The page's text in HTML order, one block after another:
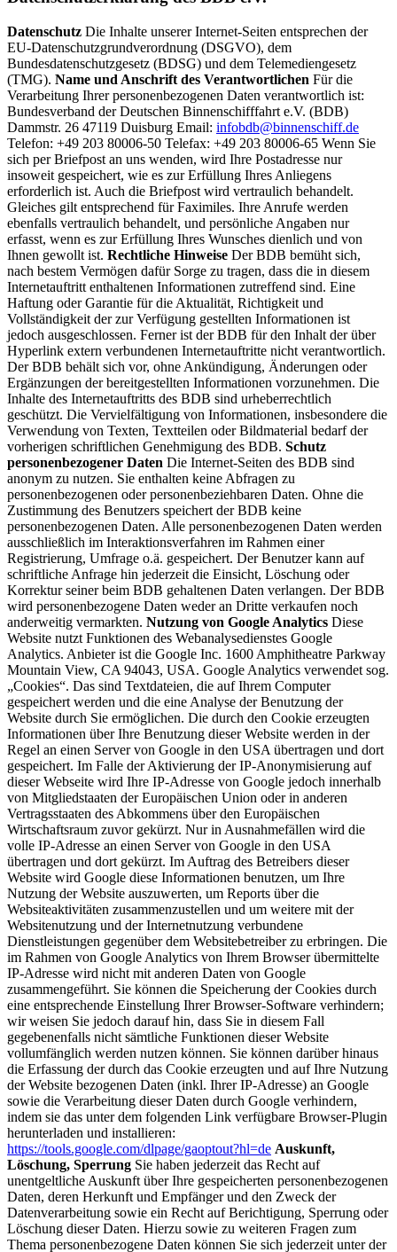
Datenschutz Die Inhalte unserer Internet-Seiten entsprechen der
EU-Datenschutzgrundverordnung (DSGVO), dem
Bundesdatenschutzgesetz (BDSG) und dem Telemediengesetz
(TMG). Name und Anschrift des Verantwortlichen Für die
Verarbeitung Ihrer personenbezogenen Daten verantwortlich ist:
Bundesverband der Deutschen Binnenschifffahrt e.V. (BDB)
Dammstr. 26 47119 Duisburg Email: infobdb@binnenschiff.de
Telefon: +49 203 80006-50 Telefax: +49 203 80006-65 Wenn Sie
sich per Briefpost an uns wenden, wird Ihre Postadresse nur
insoweit gespeichert, wie es zur Erfüllung Ihres Anliegens
erforderlich ist. Auch die Briefpost wird vertraulich behandelt.
Gleiches gilt entsprechend für Faximiles. Ihre Anrufe werden
ebenfalls vertraulich behandelt, und persönliche Angaben nur
erfasst, wenn es zur Erfüllung Ihres Wunsches dienlich und von
Ihnen gewollt ist. Rechtliche Hinweise Der BDB bemüht sich,
nach bestem Vermögen dafür Sorge zu tragen, dass die in diesem
Internetauftritt enthaltenen Informationen zutreffend sind. Eine
Haftung oder Garantie für die Aktualität, Richtigkeit und
Vollständigkeit der zur Verfügung gestellten Informationen ist
jedoch ausgeschlossen. Ferner ist der BDB für den Inhalt der über
Hyperlink extern verbundenen Internetauftritte nicht verantwortlich.
Der BDB behält sich vor, ohne Ankündigung, Änderungen oder
Ergänzungen der bereitgestellten Informationen vorzunehmen. Die
Inhalte des Internetauftritts des BDB sind urheberrechtlich
geschützt. Die Vervielfältigung von Informationen, insbesondere die
Verwendung von Texten, Textteilen oder Bildmaterial bedarf der
vorherigen schriftlichen Genehmigung des BDB. Schutz
personenbezogener Daten Die Internet-Seiten des BDB sind
anonym zu nutzen. Sie enthalten keine Abfragen zu
personenbezogenen oder personenbeziehbaren Daten. Ohne die
Zustimmung des Benutzers speichert der BDB keine
personenbezogenen Daten. Alle personenbezogenen Daten werden
ausschließlich im Interaktionsverfahren im Rahmen einer
Registrierung, Umfrage o.ä. gespeichert. Der Benutzer kann auf
schriftliche Anfrage hin jederzeit die Einsicht, Löschung oder
Korrektur seiner beim BDB gehaltenen Daten verlangen. Der BDB
wird personenbezogene Daten weder an Dritte verkaufen noch
anderweitig vermarkten. Nutzung von Google Analytics Diese
Website nutzt Funktionen des Webanalysedienstes Google
Analytics. Anbieter ist die Google Inc. 1600 Amphitheatre Parkway
Mountain View, CA 94043, USA. Google Analytics verwendet sog.
„Cookies“. Das sind Textdateien, die auf Ihrem Computer
gespeichert werden und die eine Analyse der Benutzung der
Website durch Sie ermöglichen. Die durch den Cookie erzeugten
Informationen über Ihre Benutzung dieser Website werden in der
Regel an einen Server von Google in den USA übertragen und dort
gespeichert. Im Falle der Aktivierung der IP-Anonymisierung auf
dieser Webseite wird Ihre IP-Adresse von Google jedoch innerhalb
von Mitgliedstaaten der Europäischen Union oder in anderen
Vertragsstaaten des Abkommens über den Europäischen
Wirtschaftsraum zuvor gekürzt. Nur in Ausnahmefällen wird die
volle IP-Adresse an einen Server von Google in den USA
übertragen und dort gekürzt. Im Auftrag des Betreibers dieser
Website wird Google diese Informationen benutzen, um Ihre
Nutzung der Website auszuwerten, um Reports über die
Websiteaktivitäten zusammenzustellen und um weitere mit der
Websitenutzung und der Internetnutzung verbundene
Dienstleistungen gegenüber dem Websitebetreiber zu erbringen. Die
im Rahmen von Google Analytics von Ihrem Browser übermittelte
IP-Adresse wird nicht mit anderen Daten von Google
zusammengeführt. Sie können die Speicherung der Cookies durch
eine entsprechende Einstellung Ihrer Browser-Software verhindern;
wir weisen Sie jedoch darauf hin, dass Sie in diesem Fall
gegebenenfalls nicht sämtliche Funktionen dieser Website
vollumfänglich werden nutzen können. Sie können darüber hinaus
die Erfassung der durch das Cookie erzeugten und auf Ihre Nutzung
der Website bezogenen Daten (inkl. Ihrer IP-Adresse) an Google
sowie die Verarbeitung dieser Daten durch Google verhindern,
indem sie das unter dem folgenden Link verfügbare Browser-Plugin
herunterladen und installieren:
https://tools.google.com/dlpage/gaoptout?hl=de Auskunft,
Löschung, Sperrung Sie haben jederzeit das Recht auf
unentgeltliche Auskunft über Ihre gespeicherten personenbezogenen
Daten, deren Herkunft und Empfänger und den Zweck der
Datenverarbeitung sowie ein Recht auf Berichtigung, Sperrung oder
Löschung dieser Daten. Hierzu sowie zu weiteren Fragen zum
Thema personenbezogene Daten können Sie sich jederzeit unter der